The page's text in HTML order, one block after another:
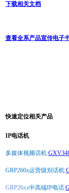
下载相关文档
查看全系产品宣传电子
快速定位相关产品
IP电话机
多媒体视频话机:
GRP260x运营级别话机:
GRP26xx中高端IP电话: